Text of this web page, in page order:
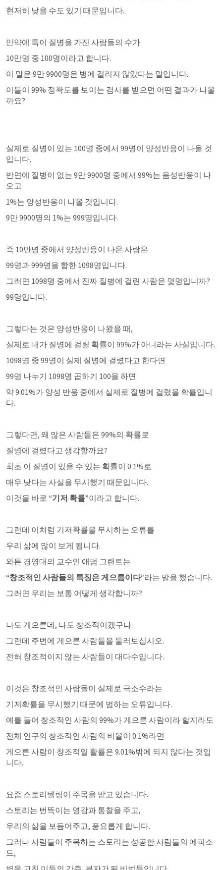
현저히 낮을 수도 있기 때문입니다.
만약에 특이 질병을 가진 사람들의 수가
10만명 중 100명이라고 합니다.
이 말은 9만 9900명은 병에 걸리지 않았다는 말입니다.
이들이 99% 정확도를 보이는 검사를 받으면 어떤 결과가 나올
까요?
실제로 질병이 있는 100명 중에서 99명이 양성반응이 나올 것
입니다.
반면에 질병이 없는 9만 9900명 중에서 99%는 음성반응이 나
오고
1%는 양성반응이 나올 것입니다.
9만 9900명의 1%는 999명입니다.
즉 10만명 중에서 양성반응이 나온 사람은
99명과 999명을 합한 1098명입니다.
그러면 1098명 중에서 진짜 질병에 걸린 사람은 몇명입니까?
99명입니다.
그렇다는 것은 양성반응이 나왔을 때,
실제로 내가 질병에 걸릴 확률이 99%가 아니라는 사실입니다.
1098명 중 99명이 실제 질병에 걸렸다고 한다면
99명 나누기 1098명 곱하기 100을 하면
약 9.01%가 양성 반응 중에서 실제로 질병에 걸렸을 확률입니
다.
그렇다면, 왜 많은 사람들은 99%의 확률로
질병에 걸렸다고 생각할까요?
최초 이 질병이 있을 수 있는 확률이 0.1%로
매우 낮다는 사실을 무시했기 때문입니다.
이것을 바로 “기저 확률”이라고 합니다.
그런데 이처럼 기저확률을 무시하는 오류를
우리 삶에 많이 보게 됩니다.
와튼 경영대의 교수인 애덤 그랜트는
“창조적인 사람들의 특징은 게으름이다”라는 말을 했습니다.
그러면 우리는 보통 어떻게 생각합니까?
나도 게으른데, 나도 창조적이겠구나.
그런데 주변에 게으른 사람들을 둘러보십시오.
전혀 창조적이지 않는 사람들이 대다수입니다.
이것은 창조적인 사람들이 실제로 극소수라는
기저확률을 무시했기 때문에 범하는 오류입니다.
예를 들어 창조적인 사람의 99%가 게으른 사람이라 할지라도
전체 인구의 창조적인 사람의 비율이 0.1%라면
게으른 사람이 창조적일 활률은 9.01%밖에 되지 않다는 것입
니다.
요즘 스토리텔링이 주목을 받고 있습니다.
스토리는 번뜩이는 영감과 통찰을 주고,
우리의 삶을 보듬어주고, 풍요롭게 합니다.
그러나 사람들이 주목하는 스토리는 성공한 사람들의 에피소
드,